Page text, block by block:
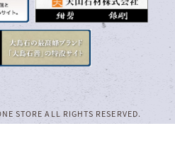
STORE ALL RIGHTS RESERVED.